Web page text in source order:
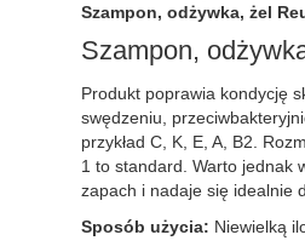
Szampon, odżywka, żel
Szampon,
Produkt poprawia kondycję
swędzeniu,
przykład C, K, E, A, B2.
1 to standard. Warto jednak
zapach i nadaje się idealnie
Sposób użycia: Niewielką